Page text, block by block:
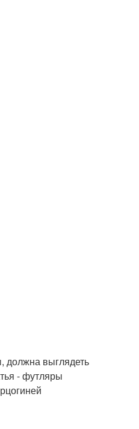
должна выглядеть
- футляры